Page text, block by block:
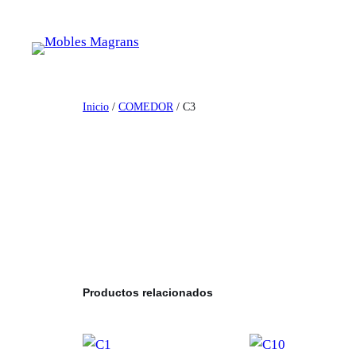
contenido
Inicio / COMEDOR / C3
Productos relacionados